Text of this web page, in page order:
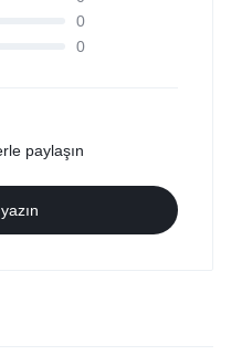
0
0
paylaşın